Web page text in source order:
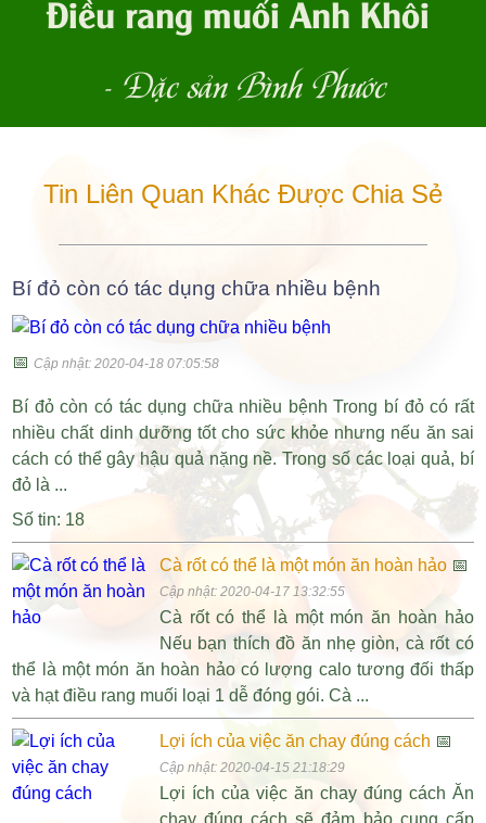
Điều rang muối Anh Khôi
- Đặc sản Bình Phước
Tin Liên Quan Khác Được Chia Sẻ
Bí đỏ còn có tác dụng chữa nhiều bệnh
📅Cập nhật: 2020-04-18 07:05:58
Bí đỏ còn có tác dụng chữa nhiều bệnh Trong bí đỏ có rất
nhiều chất dinh dưỡng tốt cho sức khỏe nhưng nếu ăn sai
cách có thể gây hậu quả nặng nề. Trong số các loại quả, bí
đỏ là ...
Số tin: 18
Cà rốt có thể là một món ăn hoàn hảo📅
Cập nhật: 2020-04-17 13:32:55
Cà rốt có thể là một món ăn hoàn hảo
Nếu bạn thích đồ ăn nhẹ giòn, cà rốt có
thể là một món ăn hoàn hảo có lượng calo tương đối thấp
và hạt điều rang muối loại 1 dễ đóng gói. Cà ...
Lợi ích của việc ăn chay đúng cách 📅
Cập nhật: 2020-04-15 21:18:29
Lợi ích của việc ăn chay đúng cách Ăn
chay đúng cách sẽ đảm bảo cung cấp